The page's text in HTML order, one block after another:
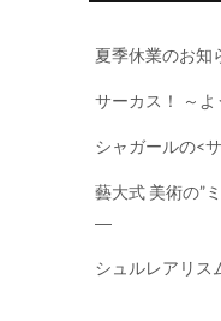
夏季休業のお知
サーカス！ ～
シャガールの<
藝大式 美術の”
―
シュルレアリス